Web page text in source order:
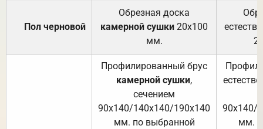
Пол черновой
Обрезная доска
камерной сушки 20х100
мм.
Профилированный брус
камерной сушки,
сечением
90х140/140х140/190х140
мм. по выбранной
90х140/
мм.